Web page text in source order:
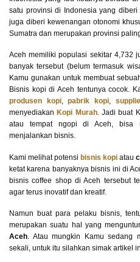
satu provinsi di Indonesia yang
juga diberi kewenangan otonomi
Sumatra dan merupakan provinsi
Aceh memiliki populasi sekitar 4,732
banyak tersebut (belum termasuk
Kamu gunakan untuk membuat
Bisnis kopi di Aceh tentunya cocok.
produsen kopi,pabrik kopi,
menyediakan Kopi Murah. Jadi buat
atau tempat ngopi di Aceh, bisa
menjalankan bisnis.
Kami melihat potensi bisnis kopi atau
ketat karena banyaknya bisnis ini di
bisnis coffee shop di Aceh tersebut
agar terus inovatif dan kreatif.
Namun buat para pelaku bisnis,
merupakan suatu hal yang
Aceh . Atau mungkin Kamu sedang
sekali, untuk itu silahkan simak artikel